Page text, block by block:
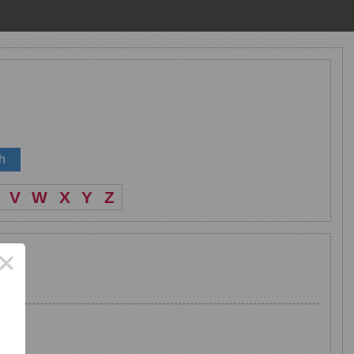
V W X Y Z